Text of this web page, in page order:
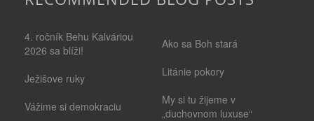
4. ročník Behu Kalváriou
2026 sa blíži!
Ježišove ruky
Vážime si demokraciu
Ako sa Boh stará
Litánie pokory
My si tu žijeme v
„duchovnom luxuse“